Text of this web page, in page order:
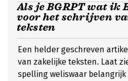
Als je BGRPT wat ik
voor het schrijven
teksten
Een helder geschreven
van zakelijke teksten. Laat
spelling weliswaar